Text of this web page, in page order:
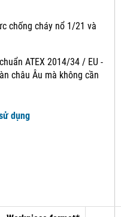
chống cháy nổ 1/21 và
ATEX 2014/34 / EU -
châu Âu mà không cần
dụng